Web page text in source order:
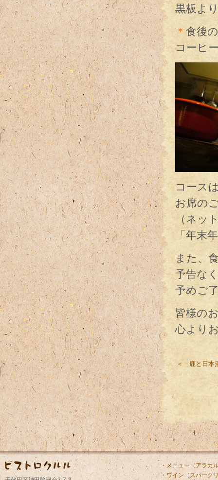
黒板よ
＊ 食後
コーヒ
コース
お席の
（ネッ
「年末
また、
予告な
予めご
皆様の
心より
＜ 鹿と日本
・メニュー（ アラカ
・ワイン （スパーク